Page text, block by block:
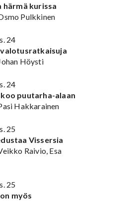
kurissa
Pulkkinen
24
Höysti
24
puutarha-alaan
Hakkarainen
25
Vissersia
Raivio, Esa
25
myös